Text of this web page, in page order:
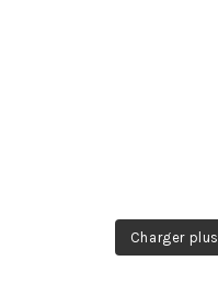
Charger plus